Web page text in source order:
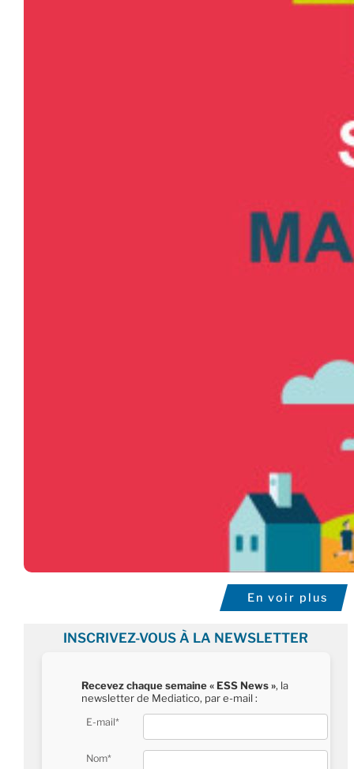
En voir plus
INSCRIVEZ-VOUS À LA NEWSLETTER
Recevez chaque semaine « ESS News », la
newsletter de Mediatico, par e-mail :
E-mail*
Nom*